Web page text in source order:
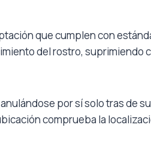
que cumplen con
del rostro, suprimiendo
por sí solo tras de
comprueba la